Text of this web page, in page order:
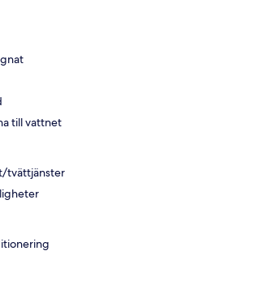
till vattnet
tvättjänster